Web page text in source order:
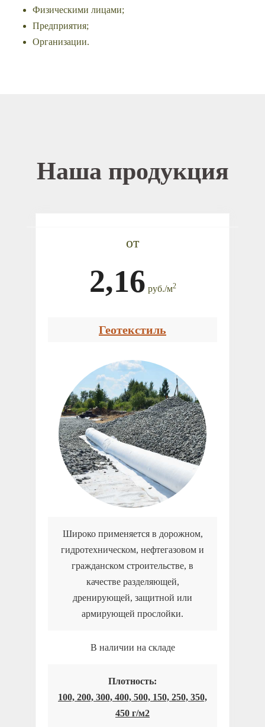
Физическими лицами;
Предприятия;
Организации.
Наша продукция
от
2,16 руб./м2
Геотекстиль
Широко применяется в дорожном,
гидротехническом, нефтегазовом и
гражданском строительстве, в
качестве разделяющей,
дренирующей, защитной или
армирующей прослойки.
В наличии на складе
Плотность:
100, 200, 300, 400, 500, 150, 250, 350,
450 г/м2